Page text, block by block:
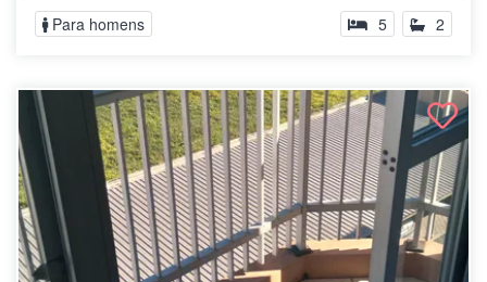
Para homens 5 2